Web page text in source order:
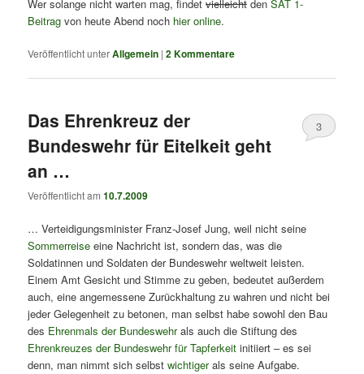
Wer solange nicht warten mag, findetvielleicht denSAT 1-
Beitrag von heute Abend noch hier online.
Veröffentlicht unterAllgemein |2Kommentare
Das Ehrenkreuz der
Bundeswehr für Eitelkeit geht
an …
Veröffentlicht am10.7.2009
3
… Verteidigungsminister Franz-Josef Jung, weil nicht seine
Sommerreise eine Nachricht ist, sondern das, was die
Soldatinnen und Soldaten der Bundeswehr weltweit leisten.
Einem Amt Gesicht und Stimme zu geben, bedeutet außerdem
auch, eine angemessene Zurückhaltung zu wahren und nicht bei
jeder Gelegenheit zu betonen, man selbst habe sowohl den Bau
des Ehrenmals der Bundeswehrals auch die Stiftung des
Ehrenkreuzes der Bundeswehr für Tapferkeit initiiert – es sei
denn, man nimmt sich selbstwichtigerals seine Aufgabe.